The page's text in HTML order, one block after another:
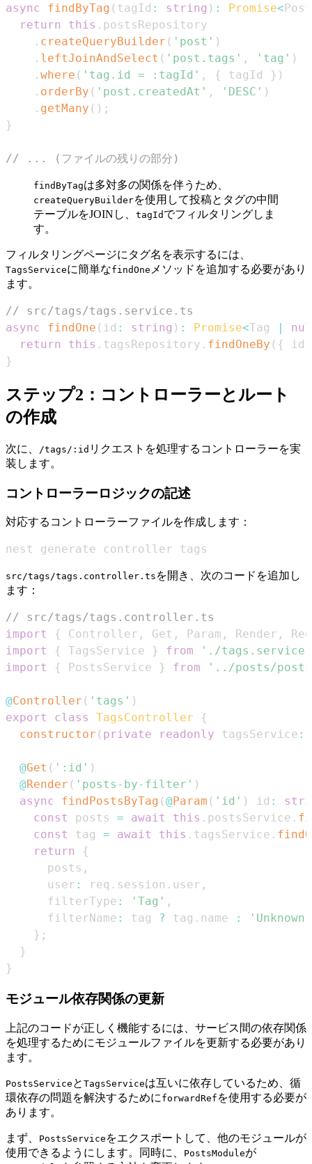
async findByTag ( tagId : string ) : Promise<Post
return
this . postsRepository
. createQueryBuilder ( 'post' )
. leftJoinAndSelect ( 'post.tags' , 'tag' )
. where ( 'tag.id = :tagId' , { tagId } )
. orderBy ( 'post.createdAt' , 'DESC' )
. getMany ( ) ;
}
// ... (ファイルの残りの部分)
findByTagは多対多の関係を伴うため、
createQueryBuilderを使用して投稿とタグの中間
テーブルをJOINし、 tagId でフィルタリングしま
す。
フィルタリングページにタグ名を表示するには、
TagsServiceに簡単なfindOne メソッドを追加する必要があり
ます。
// src/tags/tags.service.ts
async
findOne ( id : string ) : Promise<Tag |
return
this . tagsRepository . findOneBy ( {
id
}
ステップ2：コントローラーとルート
の作成
次に、 /tags/:id リクエストを処理するコントローラーを実
装します。
コントローラーロジックの記述
対応するコントローラーファイルを作成します：
nest generate controller tags
src/tags/tags.controller.ts を開き、次のコードを追加し
ます：
// src/tags/tags.controller.ts
import
{ Controller , Get , Param , Render ,
import
{ TagsService } from
'./tags.service'
import
{ PostsService } from '../posts/
@Controller ( 'tags' )
export
class TagsController
{
constructor ( private readonly tagsService :
@Get ( ':id' )
@Render ( 'posts-by-filter' )
async
findPostsByTag (@Param ( 'id' ) id :
const
posts = await this . postsService .
const
tag = await this . tagsService .
return
{
      posts
,
      user
: req . session . user ,
      filterType
: 'Tag' ,
      filterName
: tag ? tag . name :
'Unknown'
} ;
}
}
モジュール依存関係の更新
上記のコードが正しく機能するには、サービス間の依存関係
を処理するためにモジュールファイルを更新する必要があり
ます。
PostsService と TagsServiceは互いに依存しているため、循
環依存の問題を解決するために forwardRef を使用する必要が
あります。
まず、 PostsService をエクスポートして、他のモジュールが
使用できるようにします。同時に、
PostsModuleが